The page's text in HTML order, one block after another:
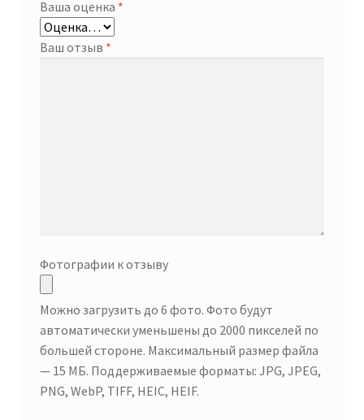
Ваша оценка *
Ваш отзыв *
Фотографии к отзыву
Можно загрузить до 6 фото. Фото будут
автоматически уменьшены до 2000 пикселей по
большей стороне. Максимальный размер файла
— 15 МБ. Поддерживаемые форматы: JPG, JPEG,
PNG, WebP, TIFF, HEIC, HEIF.